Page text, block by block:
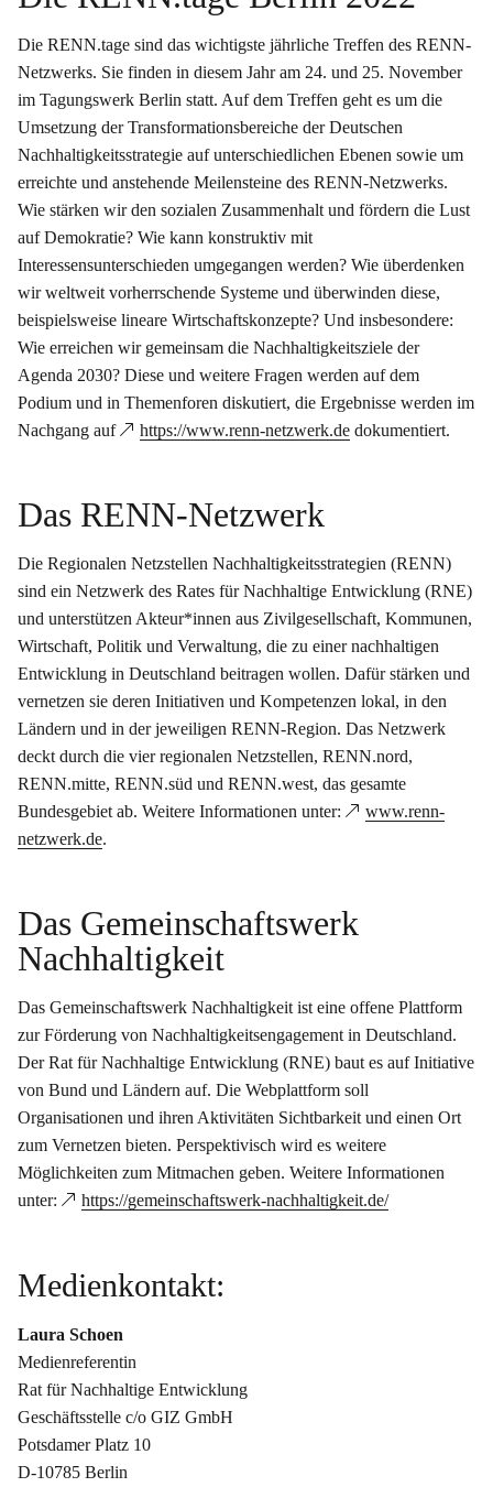
Die RENN.tage sind das wichtigste jährliche Treffen des RENN-
Netzwerks. Sie finden in diesem Jahr am 24. und 25. November
im Tagungswerk Berlin statt. Auf dem Treffen geht es um die
Umsetzung der Transformationsbereiche der Deutschen
Nachhaltigkeitsstrategie auf unterschiedlichen Ebenen sowie um
erreichte und anstehende Meilensteine des RENN-Netzwerks.
Wie stärken wir den sozialen Zusammenhalt und fördern die Lust
auf Demokratie? Wie kann konstruktiv mit
Interessensunterschieden umgegangen werden? Wie überdenken
wir weltweit vorherrschende Systeme und überwinden diese,
beispielsweise lineare Wirtschaftskonzepte? Und insbesondere:
Wie erreichen wir gemeinsam die Nachhaltigkeitsziele der
Agenda 2030? Diese und weitere Fragen werden auf dem
Podium und in Themenforen diskutiert, die Ergebnisse werden im
Nachgang auf
https://www.renn-netzwerk.de dokumentiert.
Das RENN-Netzwerk
Die Regionalen Netzstellen Nachhaltigkeitsstrategien (RENN)
sind ein Netzwerk des Rates für Nachhaltige Entwicklung (RNE)
und unterstützen Akteur*innen aus Zivilgesellschaft, Kommunen,
Wirtschaft, Politik und Verwaltung, die zu einer nachhaltigen
Entwicklung in Deutschland beitragen wollen. Dafür stärken und
vernetzen sie deren Initiativen und Kompetenzen lokal, in den
Ländern und in der jeweiligen RENN-Region. Das Netzwerk
deckt durch die vier regionalen Netzstellen, RENN.nord,
RENN.mitte, RENN.süd und RENN.west, das gesamte
Bundesgebiet ab. Weitere Informationen unter:
www.renn-
netzwerk.de.
Das Gemeinschaftswerk
Nachhaltigkeit
Das Gemeinschaftswerk Nachhaltigkeit ist eine offene Plattform
zur Förderung von Nachhaltigkeitsengagement in Deutschland.
Der Rat für Nachhaltige Entwicklung (RNE) baut es auf Initiative
von Bund und Ländern auf. Die Webplattform soll
Organisationen und ihren Aktivitäten Sichtbarkeit und einen Ort
zum Vernetzen bieten. Perspektivisch wird es weitere
Möglichkeiten zum Mitmachen geben. Weitere Informationen
unter:
https://gemeinschaftswerk-nachhaltigkeit.de/
Medienkontakt:
Laura Schoen
Medienreferentin
Rat für Nachhaltige Entwicklung
Geschäftsstelle c/o GIZ GmbH
Potsdamer Platz 10
D-10785 Berlin